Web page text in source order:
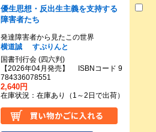
優生思想・反出生主義を支持する
障害者たち
発達障害者から見たこの世界
横道誠
すぷりんと
国書刊行会 (四六判)
【2026年04月発売】 ISBNコード 9
784336078551
2,640円
在庫状況：在庫あり（1～2日で出荷）